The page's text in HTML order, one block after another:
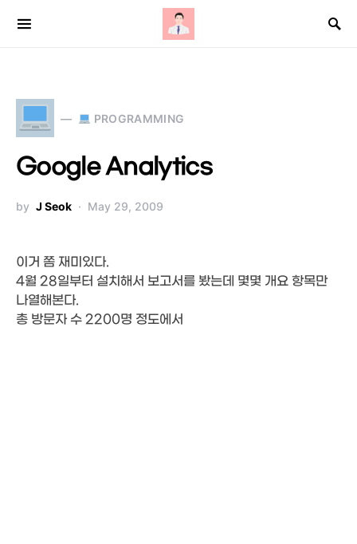
Search for:
PROGRAMMING
Google Analytics
by J Seok May 29, 2009
이거 쫌 재미있다.
4월 28일부터 설치해서 보고서를 봤는데 몇몇 개요 항목만
나열해본다.
총 방문자 수 2200명 정도에서